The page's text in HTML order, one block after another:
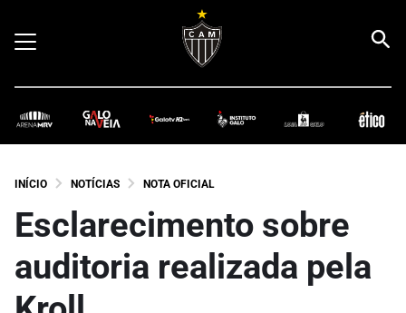
INÍCIO NOTÍCIAS NOTA OFICIAL
Esclarecimento sobre
auditoria realizada pela